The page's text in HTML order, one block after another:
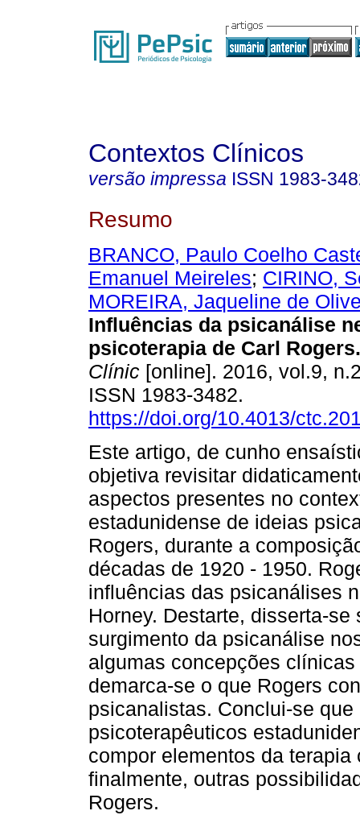
Contextos Clínicos
versão impressa ISSN 1983-
Resumo
BRANCO, Paulo Coelho
Emanuel Meireles; CIRINO,
MOREIRA, Jaqueline de
Influências da psicanálise
psicoterapia de Carl Rogers.
Clínic [online]. 2016, vol.9,
ISSN 1983-3482.
https://doi.org/10.4013/
Este artigo, de cunho
objetiva revisitar
aspectos presentes no
estadunidense de ideias
Rogers, durante a
décadas de 1920 - 1950.
influências das psicanálises
Horney. Destarte, disserta-
surgimento da psicanálise
algumas concepções
demarca-se o que Rogers
psicanalistas. Conclui-se
psicoterapêuticos
compor elementos da
finalmente, outras
Rogers.